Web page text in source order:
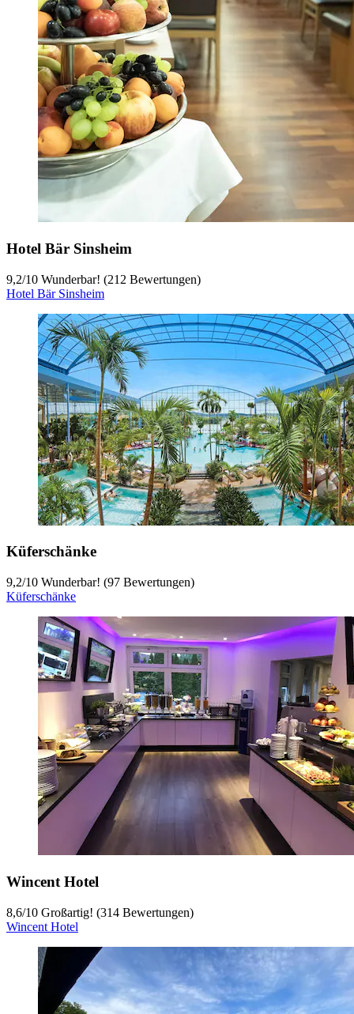
Hotel Bär Sinsheim
9,2/10 Wunderbar! (212 Bewertungen)
Hotel Bär Sinsheim
Küferschänke
9,2/10 Wunderbar! (97 Bewertungen)
Küferschänke
Wincent Hotel
8,6/10 Großartig! (314 Bewertungen)
Wincent Hotel